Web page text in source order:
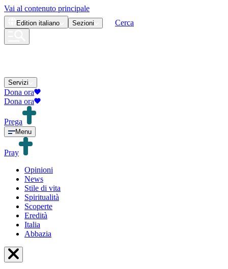
Vai al contenuto principale
Edition italiano Sezioni Cerca
Servizi
Dona ora
Dona ora
Prega
Menu
Pray
Opinioni
News
Stile di vita
Spiritualità
Scoperte
Eredità
Italia
Abbazia